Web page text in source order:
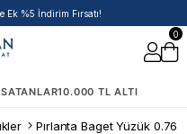
%5 İndirim Fırsatı!
0
10.000 TL ALTI
Pırlanta Baget Yüzük 0.76